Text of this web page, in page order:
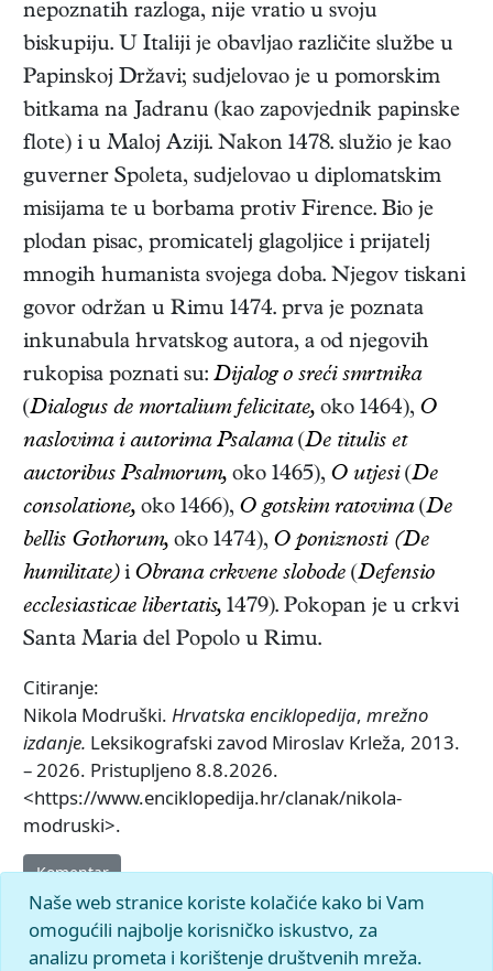
nepoznatih razloga, nije vratio u svoju
biskupiju. U Italiji je obavljao različite službe u
Papinskoj Državi; sudjelovao je u pomorskim
bitkama na Jadranu (kao zapovjednik papinske
flote) i u Maloj Aziji. Nakon 1478. služio je kao
guverner Spoleta, sudjelovao u diplomatskim
misijama te u borbama protiv Firence. Bio je
plodan pisac, promicatelj glagoljice i prijatelj
mnogih humanista svojega doba. Njegov tiskani
govor održan u Rimu 1474. prva je poznata
inkunabula hrvatskog autora, a od njegovih
rukopisa poznati su: Dijalog o sreći smrtnika
(Dialogus de mortalium felicitate, oko 1464), O
naslovima i autorima Psalama(De titulis et
auctoribus Psalmorum, oko 1465), O utjesi(De
consolatione, oko 1466), O gotskim ratovima(De
bellis Gothorum, oko 1474), O poniznosti (De
humilitate)i Obrana crkvene slobode (Defensio
ecclesiasticae libertatis, 1479). Pokopan je u crkvi
Santa Maria del Popolo u Rimu.
Citiranje:
Nikola Modruški. Hrvatska enciklopedija, mrežno
izdanje. Leksikografski zavod Miroslav Krleža, 2013.
– 2026. Pristupljeno 8.8.2026.
<https://www.enciklopedija.hr/clanak/nikola-
modruski>.
Komentar
Naše web stranice koriste kolačiće kako bi Vam
omogućili najbolje korisničko iskustvo, za
analizu prometa i korištenje društvenih mreža.